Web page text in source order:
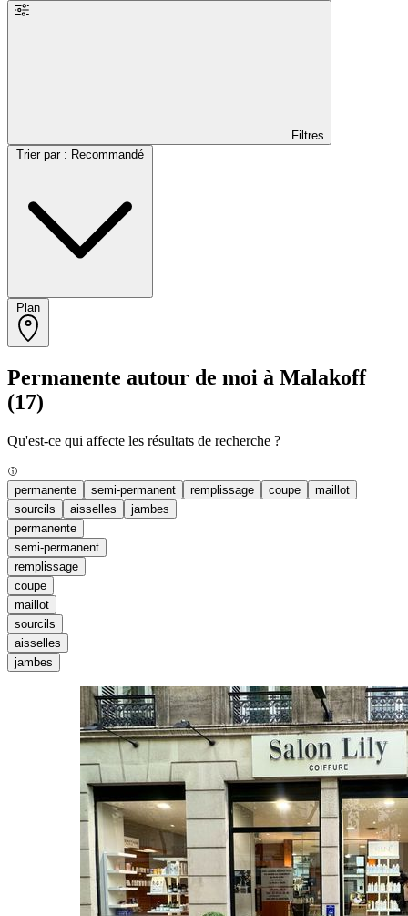
Filtres
Permanente autour de moi à Malakoff
(17)
Qu'est-ce qui affecte les résultats de recherche ?
permanente semi-permanent remplissage coupe
maillot
sourcils
aisselles
jambes
permanente
semi-permanent
remplissage
coupe
maillot
sourcils
aisselles
jambes